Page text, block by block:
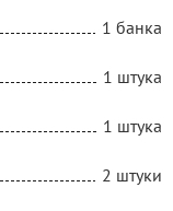
1 банка
1 штука
1 штука
2 штуки